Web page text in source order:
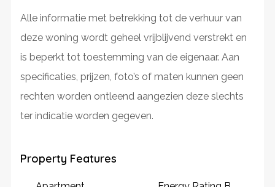
Alle informatie met betrekking tot de verhuur van
deze woning wordt geheel vrijblijvend verstrekt en
is beperkt tot toestemming van de eigenaar. Aan
specificaties, prijzen, foto’s of maten kunnen geen
rechten worden ontleend aangezien deze slechts
ter indicatie worden gegeven.
Property Features